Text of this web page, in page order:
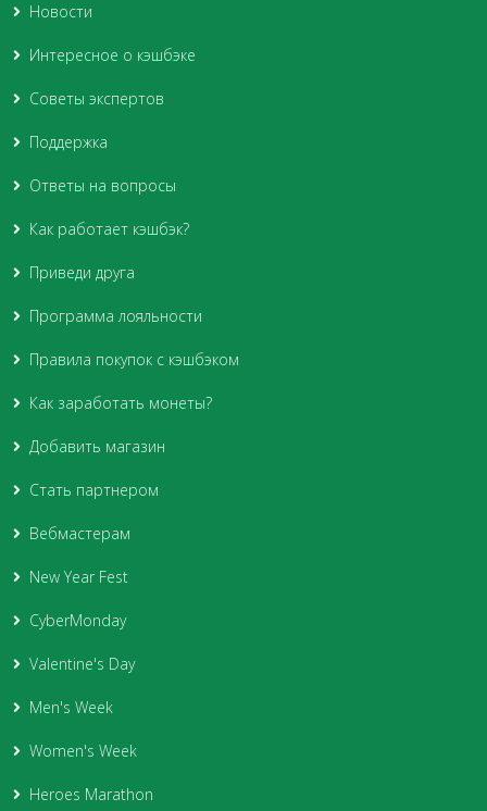
Новости
Интересное о кэшбэке
Советы экспертов
Поддержка
Ответы на вопросы
Как работает кэшбэк?
Приведи друга
Программа лояльности
Правила покупок с кэшбэком
Как заработать монеты?
Добавить магазин
Стать партнером
Вебмастерам
New Year Fest
CyberMonday
Valentine's Day
Men's Week
Women's Week
Heroes Marathon